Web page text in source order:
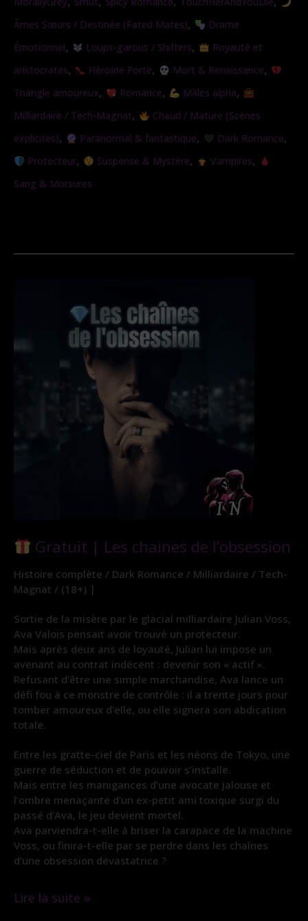
Âmes Sœurs / Destinée (Fated Mates),
Drame
Émotionnel, Loups-garous / Shifters,
Royauté et
aristocrates, Héroïne Forte, Mort & Renaissance,
Triangle amoureux, Romance, Mâles alpha,
Milliardaire / Tech-Magnat,
Chaud / Mature (Scènes
explicites), Paranormal & fantastique, Dark Romance,
Protecteur, Suspense & Mystère, Vampires,
Sang & Morsures
Gratuit | Les chaines de l’obsession
Histoire complète / Dark Romance / Milliardaire / Tech-
Magnat / (18+) |
Sortie de la misère par le glacial milliardaire Julian Voss,
Ava Valois pensait avoir trouvé un protecteur.
Mais après deux ans de loyauté, Julian lui impose un
avenant au contrat indécent : devenir son « actif ».
Refusant d’être une simple marchandise, Ava lance un
défi fou à ce monstre de contrôle : il a trente jours pour
tomber amoureux d’elle, ou elle signera son abdication
totale.
Entre les gratte-ciel de Paris et les néons de Tokyo, une
guerre de séduction et de pouvoir s’installe.
Mais entre les manigances d’une avocate jalouse et
l’ombre menaçante d’un ex-petit ami toxique surgi du
passé d’Ava, le jeu devient mortel.
Ava parviendra-t-elle à briser la carapace de la machine
Voss, ou finira-t-elle par se perdre dans les chaînes
d’une obsession dévastatrice ?
Lire la suite »